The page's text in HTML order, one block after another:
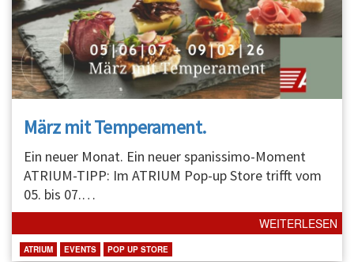
März mit Temperament.
Ein neuer Monat. Ein neuer spanissimo-Moment
ATRIUM-TIPP: Im ATRIUM Pop-up Store trifft vom
05. bis 07.…
WEITERLESEN
ATRIUM EVENTS POP UP STORE